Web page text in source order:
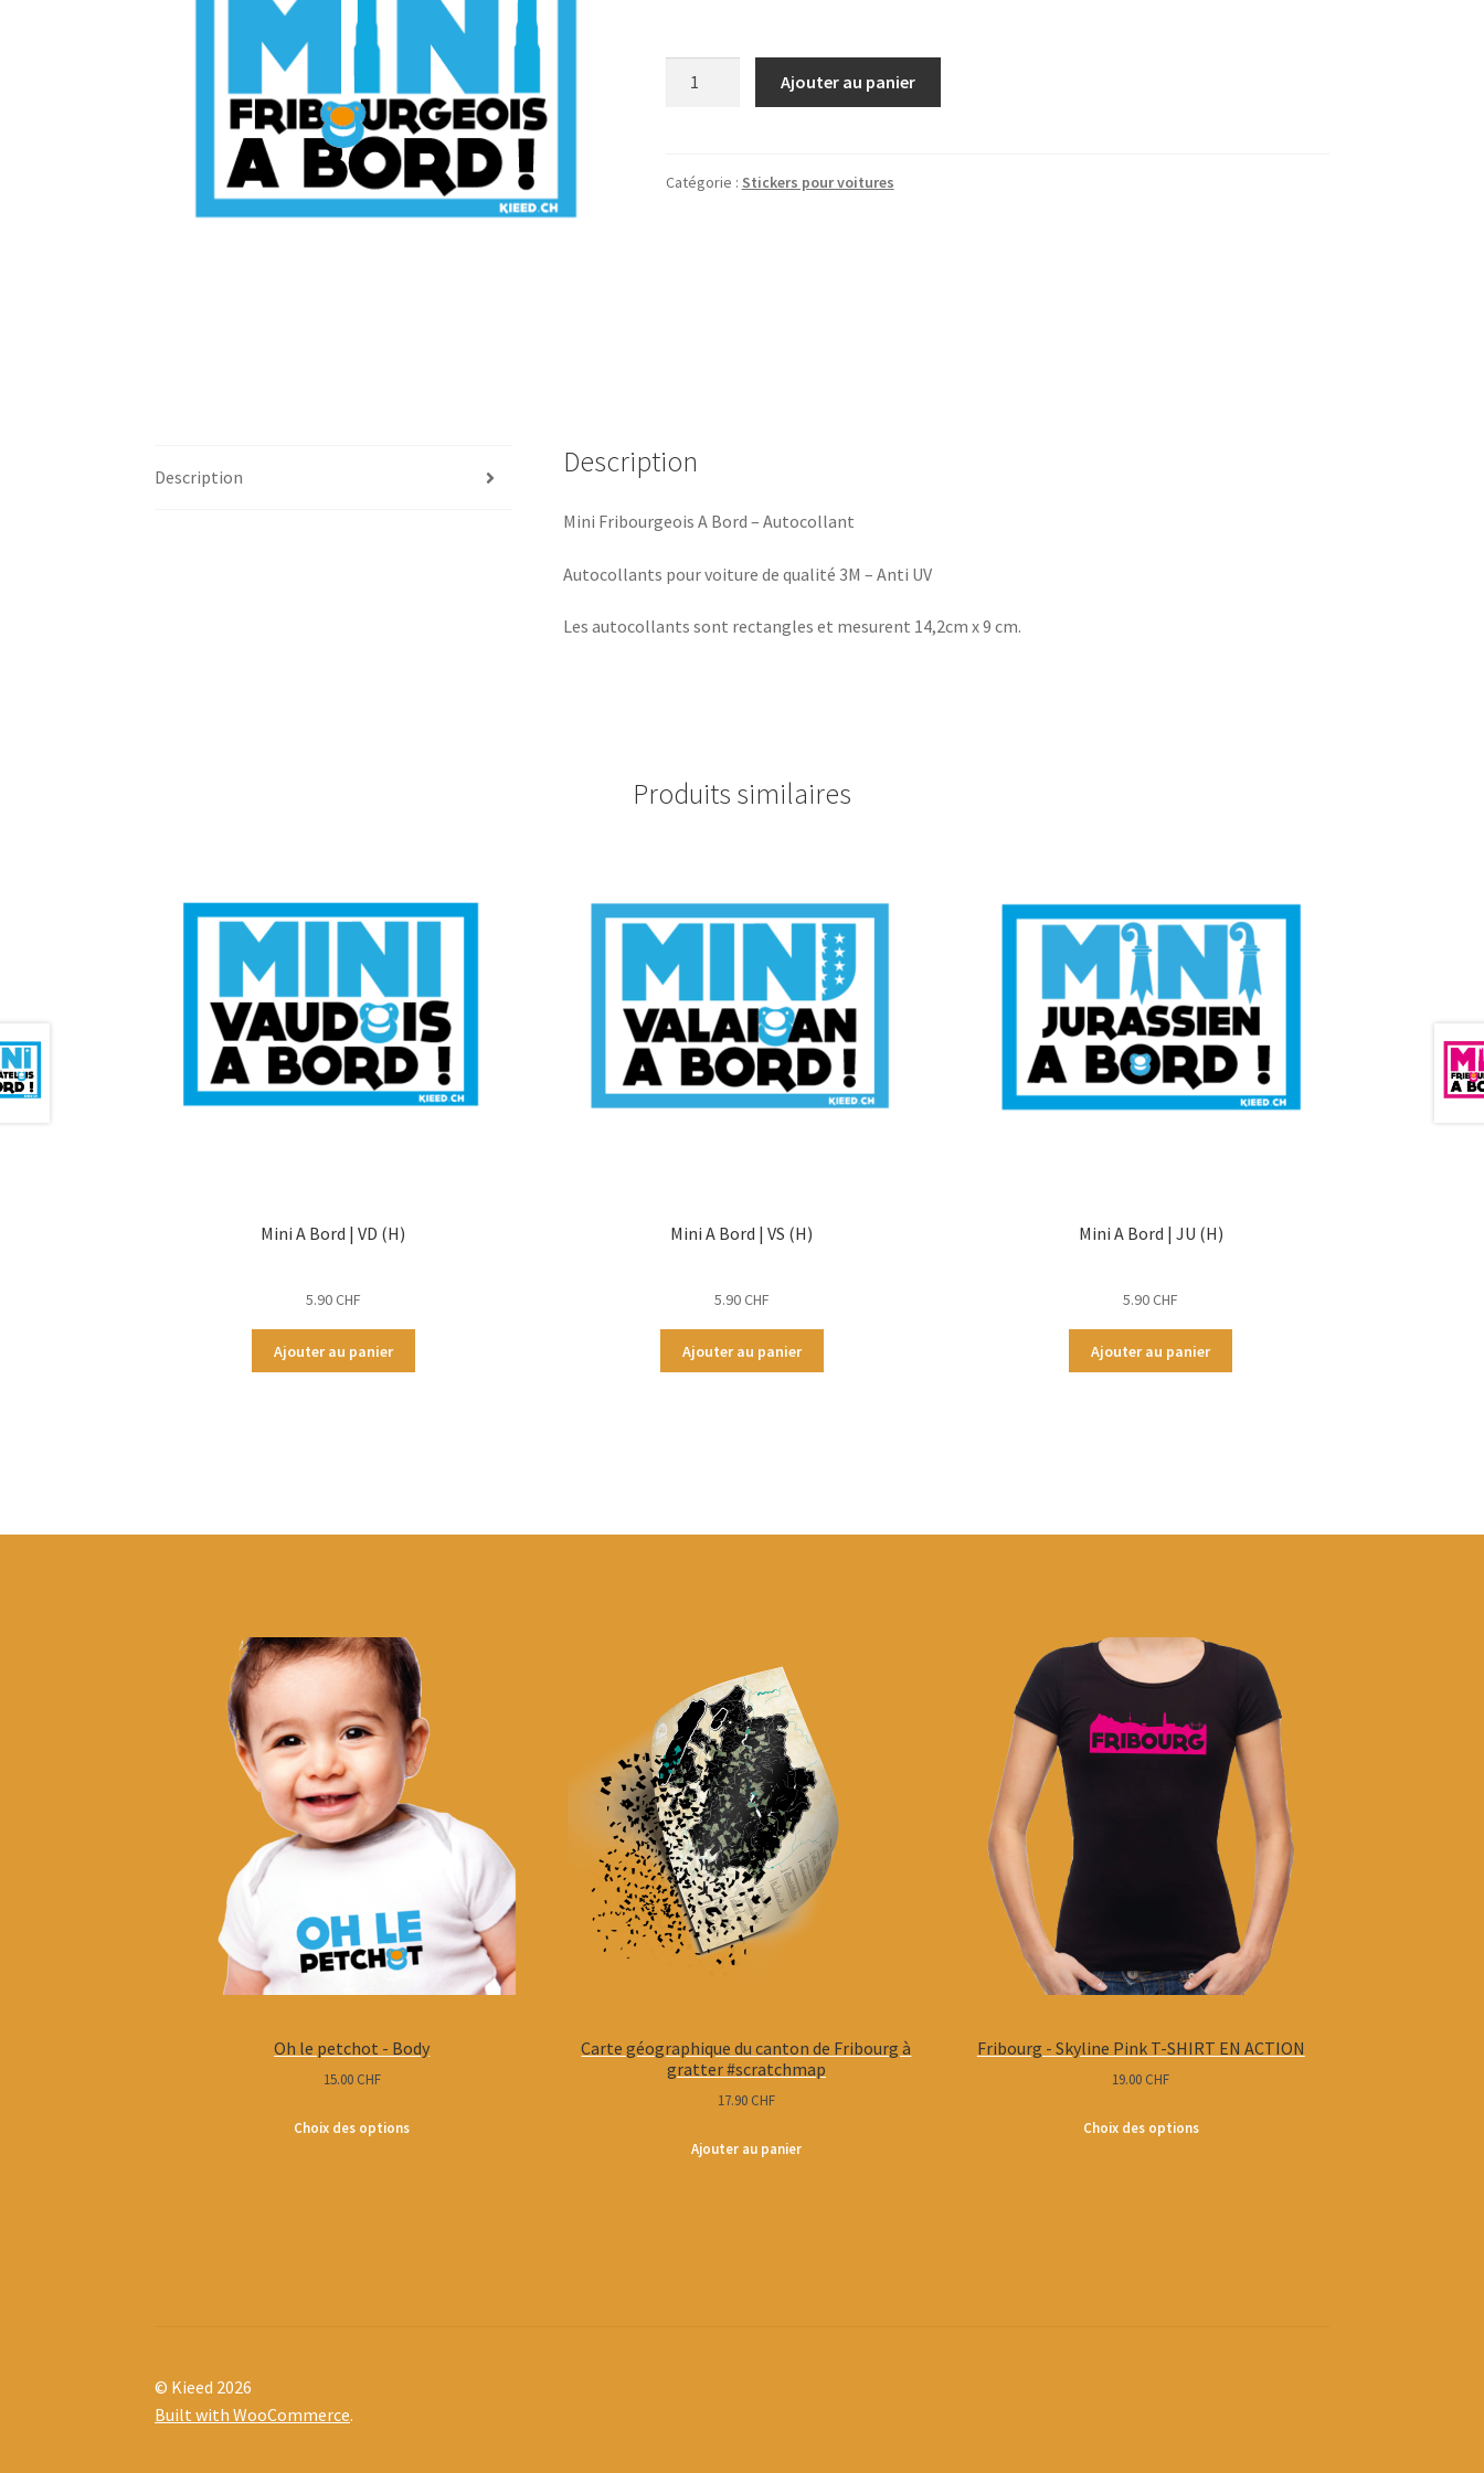
Bord
Ajouter au panier
Catégorie : Stickers pour voitures
Description Description
Mini Fribourgeois A Bord – Autocollant
Autocollants pour voiture de qualité 3M – Anti UV
Les autocollants sont rectangles et mesurent 14,2cm x 9 cm.
Produits similaires
Mini A Bord | VD (H)
5.90CHF
Ajouter au panier
Mini A Bord | VS (H)
5.90CHF
Ajouter au panier
Mini A Bord | JU (H)
5.90CHF
Ajouter au panier
Oh le petchot - Body
15.00 CHF
Choix des options
Carte géographique du canton de Fribourg à
gratter #scratchmap
17.90 CHF
Ajouter au panier
Fribourg - Skyline Pink T-SHIRT EN ACTION
19.00 CHF
Choix des options
© Kieed 2026
Built with WooCommerce.